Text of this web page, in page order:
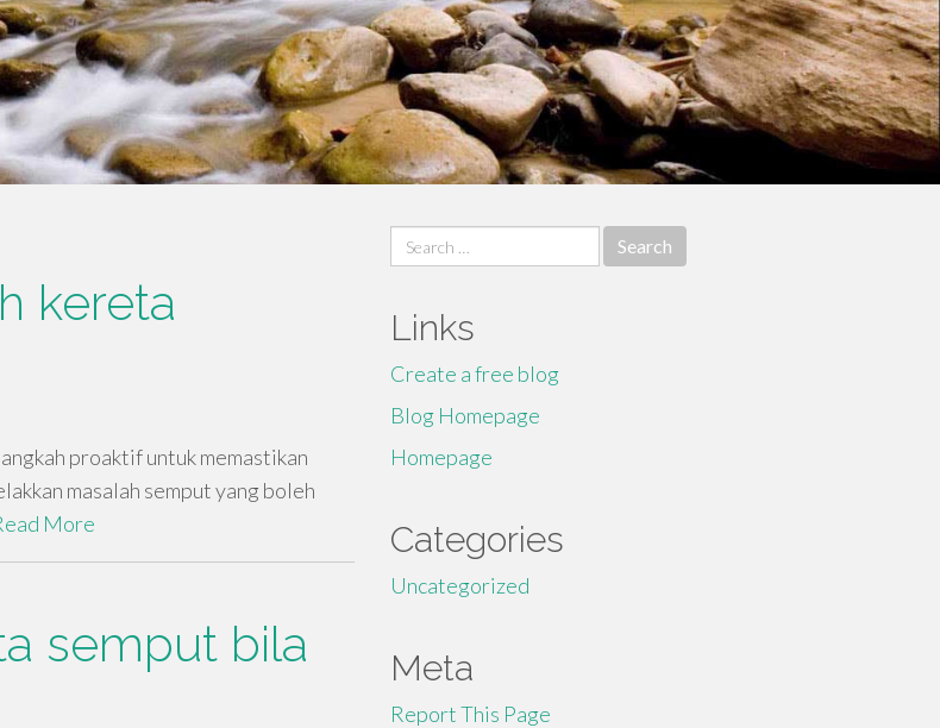
kereta
proaktif untuk memastikan
masalah semput yang boleh
More
semput bila
Search
for:
Links
Create a free blog
Blog Homepage
Homepage
Categories
Uncategorized
Meta
Report This Page